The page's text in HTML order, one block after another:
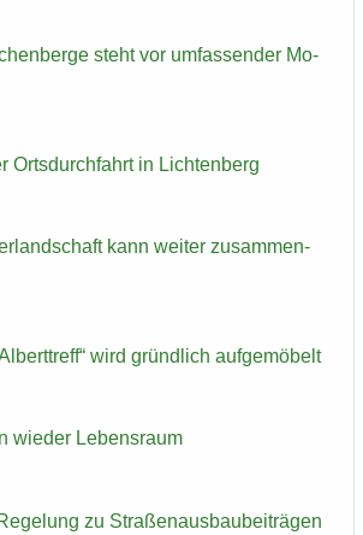
steht vor um­fas­sen­der Mo­
Orts­durch­fahrt in Lich­ten­berg
kann wei­ter zu­sam­men­
wird gründ­lich auf­ge­mö­belt
wie­der Le­bens­raum
zu Stra­ßen­aus­bau­bei­trä­gen